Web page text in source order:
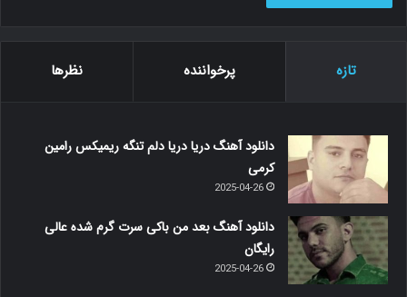
تازه پرخواننده نظرها
دانلود آهنگ دریا دریا دلم تنگه ریمیکس رامین
کرمی
2025-04-26
دانلود آهنگ بعد من باکی سرت گرم شده عالی
رایگان
2025-04-26